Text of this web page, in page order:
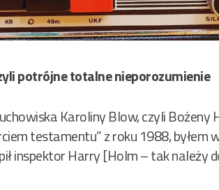
potrójne totalne nieporozumienie
Karoliny Blow, czyli
testamentu” z roku 1988, byłem
inspektor Harry [Holm – tak należy